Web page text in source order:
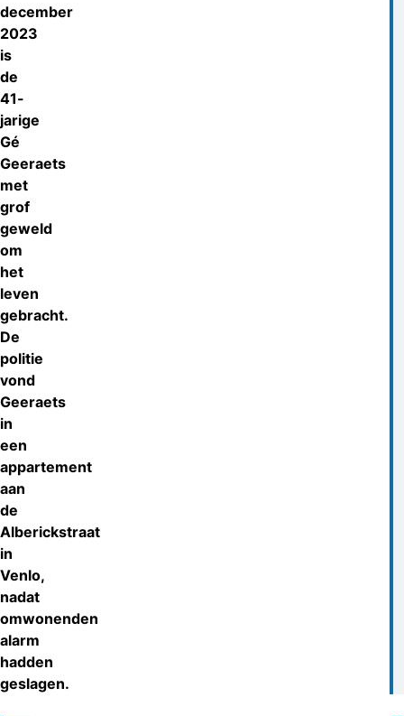
december
2023
is
de
41-
jarige
Gé
Geeraets
met
grof
geweld
om
het
leven
gebracht.
De
politie
vond
Geeraets
in
een
appartement
aan
de
Alberickstraat
in
Venlo,
nadat
omwonenden
alarm
hadden
geslagen.